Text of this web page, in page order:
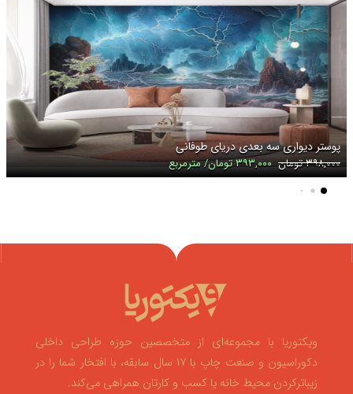
پوستر دیواری سه بعدی دریای طوفانی
۳۹۸,۰۰۰ تومان ۳۹۳,۰۰۰ تومان/ مترمربع
ویکتوریا با مجموعه‌ای از متخصصین حوزه طراحی داخلی
دکوراسیون و صنعت چاپ با ۱۷ سال سابقه، با افتخار شما را در
زیباترکردن محیط خانه یا کسب و کارتان همراهی می‌کند.